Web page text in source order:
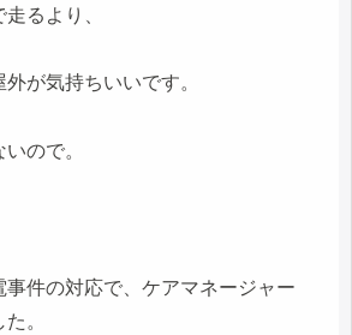
るより、
が気持ちいいです。
ので。
事件の対応で、ケアマネージャー
。